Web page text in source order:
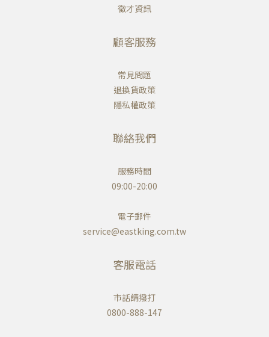
徵才資訊
顧客服務
常見問題
退換貨政策
隱私權政策
聯絡我們
服務時間
09:00-20:00
電子郵件
service@eastking.com.tw
客服電話
市話請撥打
0800-888-147